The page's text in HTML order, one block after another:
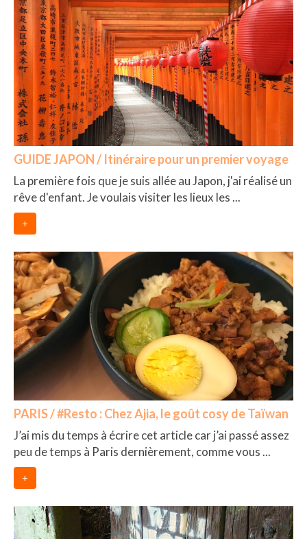
GUIDE JAPON / Itinéraire pour un premier voyage
La première fois que je suis allée au Japon, j'ai réalisé un
rêve d'enfant. Je voulais visiter les lieux les ...
+
PARIS / #Resto : Chez Ajia, le goût cosy de Taïwan
J’ai mis du temps à écrire cet article car j’ai passé assez
peu de temps à Paris dernièrement, comme vous ...
+